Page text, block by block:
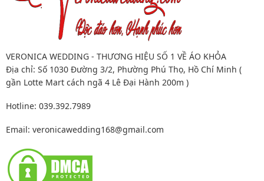
VERONICA WEDDING - THƯƠNG HIỆU SỐ 1 VỀ ÁO KHỎA
Địa chỉ: Số 1030 Đường 3/2, Phường Phú Thọ, Hồ Chí Minh (
gần Lotte Mart cách ngã 4 Lê Đại Hành 200m )
Hotline: 039.392.7989
Email: veronicawedding168@gmail.com